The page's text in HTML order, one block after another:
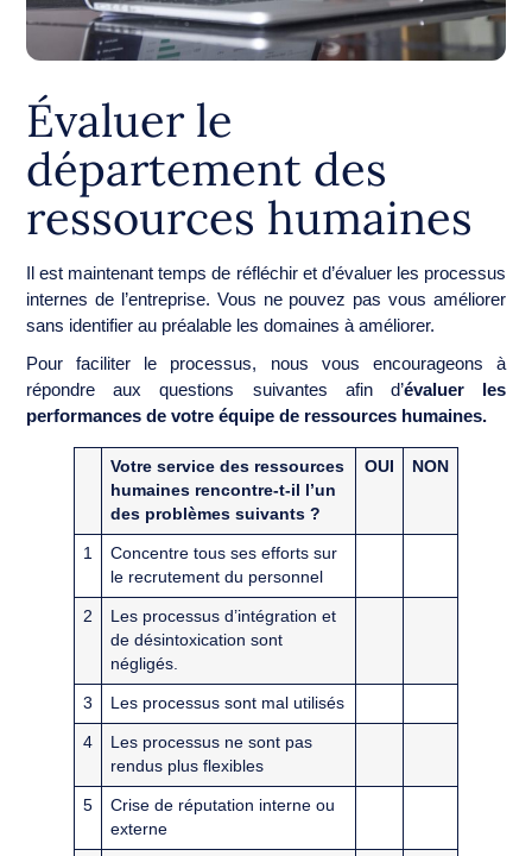
Évaluer le
département des
ressources humaines
Il est maintenant temps de réfléchir et d’évaluer les processus
internes de l’entreprise. Vous ne pouvez pas vous améliorer
sans identifier au préalable les domaines à améliorer.
Pour faciliter le processus, nous vous encourageons à
répondre aux questions suivantes afin d’évaluer les
performances de votre équipe de ressources humaines.
Votre service des ressources
humaines rencontre-t-il l’un
des problèmes suivants ?
OUI NON
1
Concentre tous ses efforts sur
le recrutement du personnel
2
Les processus d’intégration et
de désintoxication sont
négligés.
3 Les processus sont mal utilisés
4
Les processus ne sont pas
rendus plus flexibles
5
Crise de réputation interne ou
externe